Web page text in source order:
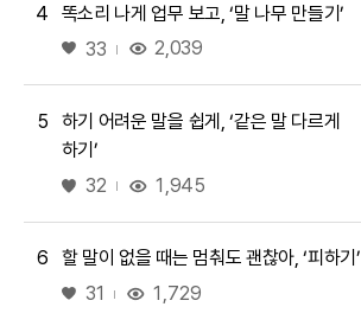
4
똑소리 나게 업무 보고, ‘말 나무 만들기’
좋아요
33 2,039
5
하기 어려운 말을 쉽게, ‘같은 말 다르게
하기’
좋아요
32 1,945
6
할 말이 없을 때는 멈춰도 괜찮아, ‘피하기’
좋아요
31 1,729